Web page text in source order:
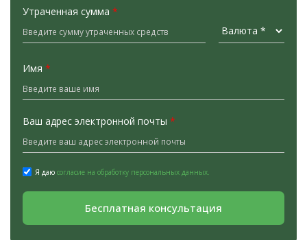
Утраченная сумма *
Имя *
Ваш адрес электронной почты *
Я даю согласие на обработку персональных данных.
Бесплатная консультация